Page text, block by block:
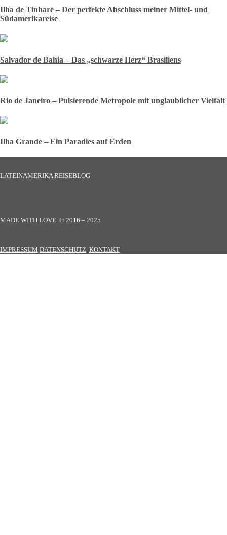
Ilha de Tinharé – Der perfekte Abschluss meiner Mittel- und
Südamerikareise
Salvador de Bahia – Das „schwarze Herz“ Brasiliens
Rio de Janeiro – Pulsierende Metropole mit unglaublicher Vielfalt
Ilha Grande – Ein Paradies auf Erden
LATEINAMERIKA REISEBLOG
MADE WITH LOVE © 2016 – 2025
IMPRESSUM DATENSCHUTZ KONTAKT